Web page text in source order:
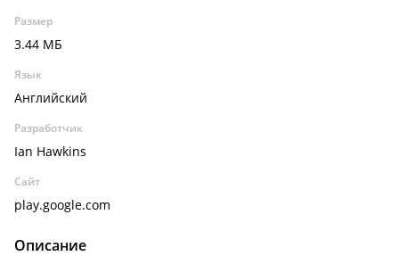
Размер
3.44 МБ
Язык
Английский
Разработчик
Ian Hawkins
Сайт
play.google.com
Описание